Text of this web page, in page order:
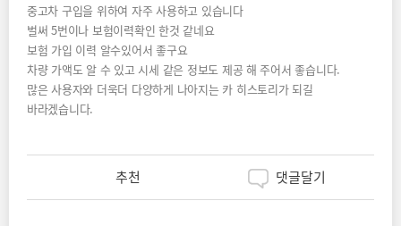
중고차 구입을 위하여 자주 사용하고 있습니다
벌써 5번이나 보험이력확인 한것 같네요
보험 가입 이력 알수있어서 좋구요
차량 가액도 알 수 있고 시세 같은 정보도 제공 해 주어서 좋습니다.
많은 사용자와 더욱더 다양하게 나아지는 카 히스토리가 되길
바라겠습니다.
추천 댓글달기